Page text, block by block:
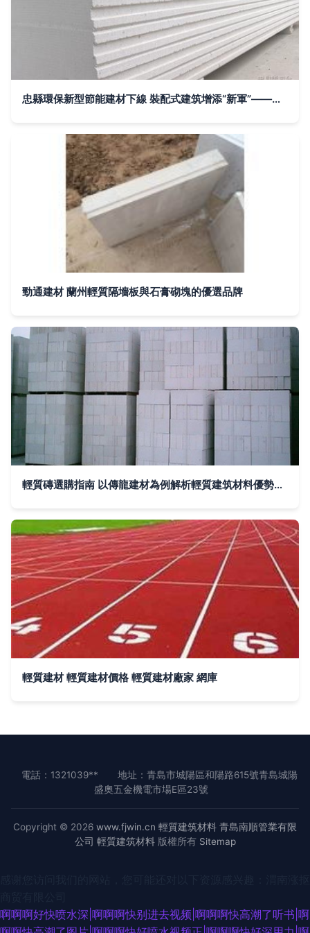
忠縣環保新型節能建材下線 裝配式建筑增添“新軍”——輕質建筑材料的綠色升級之路
勁通建材 蘭州輕質隔墻板與石膏砌塊的優選品牌
輕質磚選購指南 以傳龍建材為例解析輕質建筑材料優勢與市場行情
輕質建材 輕質建材價格 輕質建材廠家 網庫
電話：1321039**
地址：青島市城陽區和陽路615號青島城陽
盛奧五金機電市場E區23號
Copyright © 2026 www.fjwin.cn 輕質建筑材料 青島南順管業有限
公司 輕質建筑材料版權所有 Sitemap
啊啊啊好快喷水深|啊啊啊快别进去视频|啊啊啊快高潮了听书|啊